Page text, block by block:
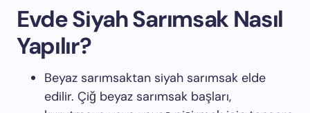
Evde Siyah Sarımsak Nasıl
Yapılır?
Beyaz sarımsaktan siyah sarımsak elde
edilir. Çiğ beyaz sarımsak başları,